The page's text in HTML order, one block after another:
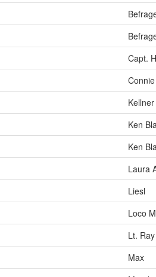
Capt.
Ken
Ken
Laura
Liesl
Loco
Lt.
Max